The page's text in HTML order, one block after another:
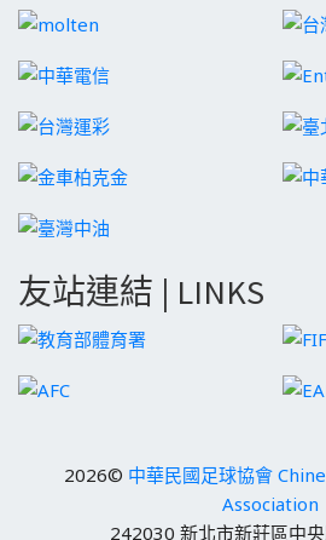
友站連結 | LINKS
2026© 中華民國足球協會
Association
242030 新北市新莊區中